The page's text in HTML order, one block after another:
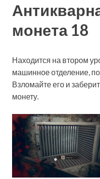
монета 18
Находится на втором
машинное отделение,
Взломайте его и
монету.